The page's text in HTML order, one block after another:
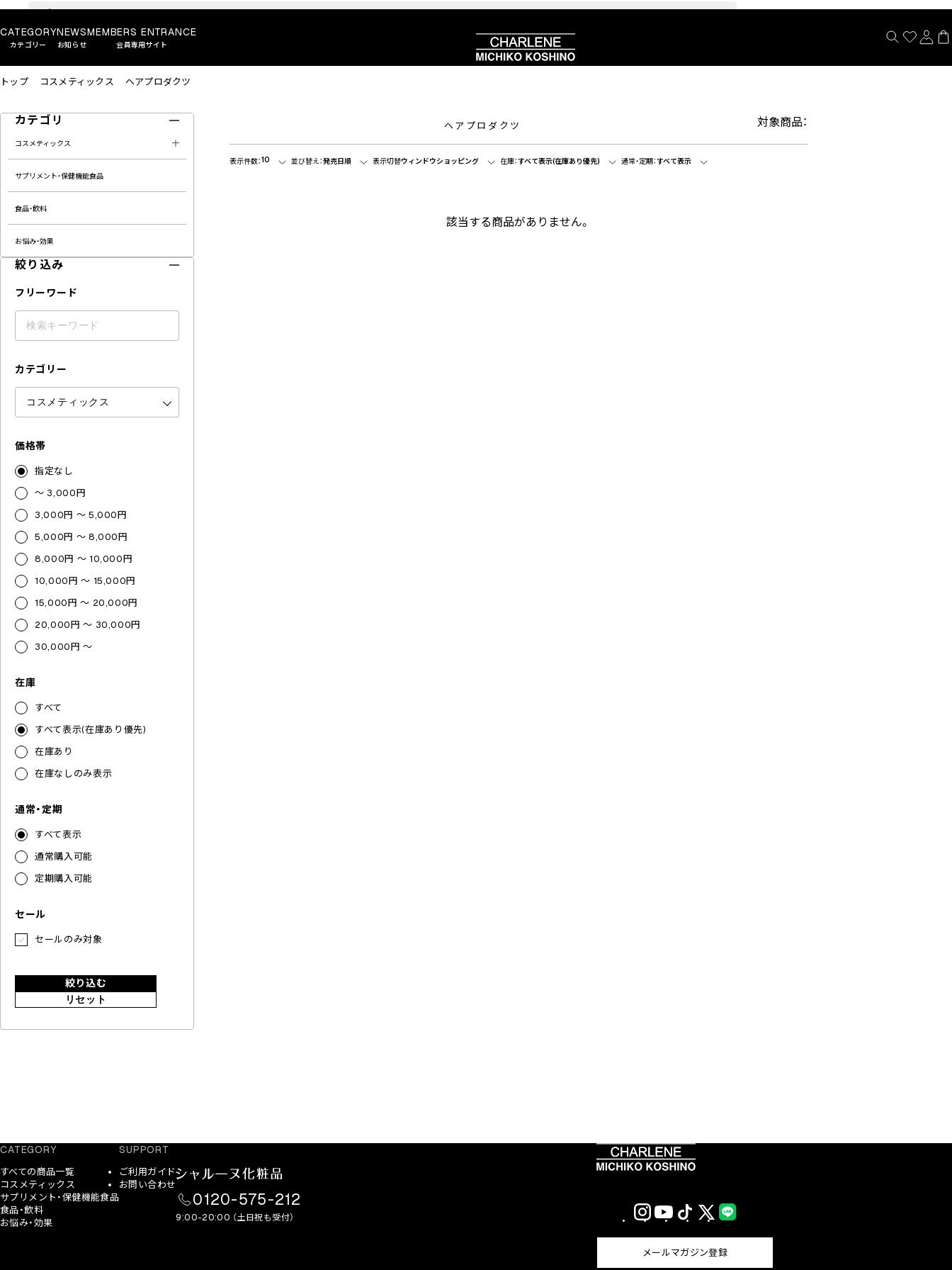
CATEGORY
カテゴリー
NEWS
お知らせ
MEMBERS ENTRANCE
会員専用サイト
トップ コスメティックス ヘアプロダクツ
カテゴリ
コスメティックス
サプリメント・保健機能食品
食品・飲料
お悩み・効果
絞り込み
フリーワード
カテゴリー
価格帯
指定なし
～ 3,000円
3,000円 ～ 5,000円
5,000円 ～ 8,000円
8,000円 ～ 10,000円
10,000円 ～ 15,000円
15,000円 ～ 20,000円
20,000円 ～ 30,000円
30,000円 ～
在庫
すべて
すべて表示(在庫あり優先)
在庫あり
在庫なしのみ表示
通常・定期
すべて表示
通常購入可能
定期購入可能
セール
セールのみ対象
絞り込む
リセット
ヘアプロダクツ 対象商品：
表示件数：10 並び替え：発売日順 表示切替ウィンドウショッピング 在庫：すべて表示(在庫あり優先) 通常・定期：すべて表示
該当する商品がありません。
CATEGORY
すべての商品一覧
コスメティックス
サプリメント・保健機能食品
食品・飲料
お悩み・効果
SUPPORT
ご利用ガイド
お問い合わせ
0120-575-212
9:00-20:00 （土日祝も受付）
InstagramYouTubeTikTok X
(Twitter)
メールマガジン登録